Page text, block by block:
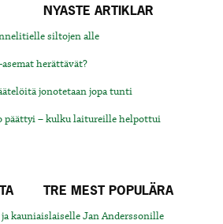
NYASTE ARTIKLAR
siltojen alle
herättävät?
jonotetaan jopa tunti
päättyi – kulku laitureille helpottui
TRE MEST POPULÄRA
kauniaislaiselle Jan Anderssonille